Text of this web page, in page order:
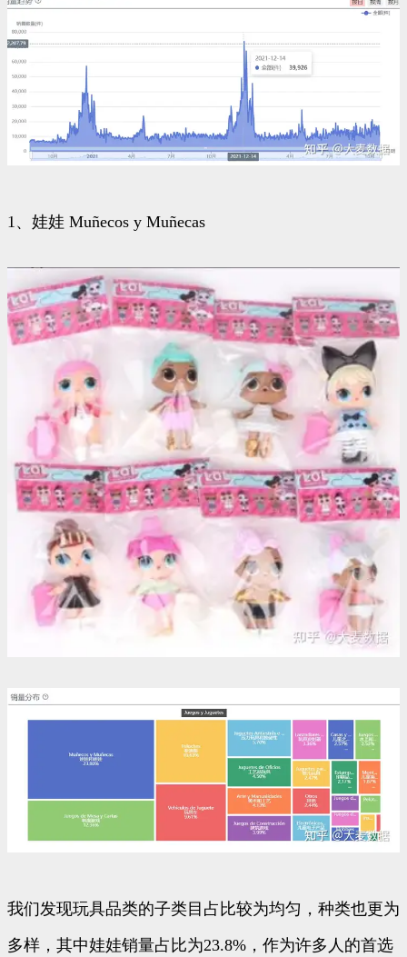
1、娃娃 Muñecos y Muñecas
我们发现玩具品类的子类目占比较为均匀，种类也更为
多样，其中娃娃销量占比为23.8%，作为许多人的首选